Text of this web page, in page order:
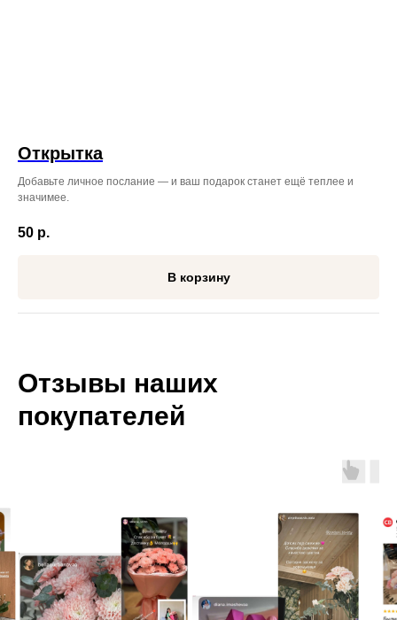
Открытка
Добавьте личное послание — и ваш подарок станет ещё теплее и
значимее.
50 р.
В корзину
Отзывы наших
покупателей